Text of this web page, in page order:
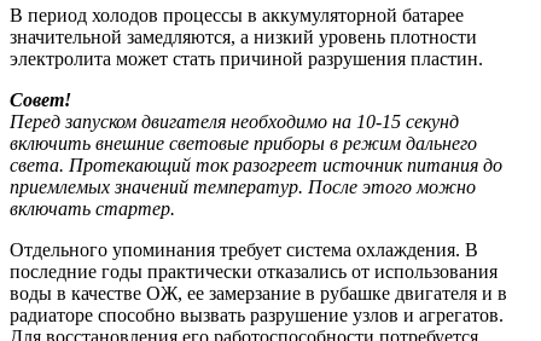
В период холодов процессы в аккумуляторной батарее
значительной замедляются, а низкий уровень плотности
электролита может стать причиной разрушения пластин.
Совет!
Перед запуском двигателя необходимо на 10-15 секунд
включить внешние световые приборы в режим дальнего
света. Протекающий ток разогреет источник питания до
приемлемых значений температур. После этого можно
включать стартер.
Отдельного упоминания требует система охлаждения. В
последние годы практически отказались от использования
воды в качестве ОЖ, ее замерзание в рубашке двигателя и в
радиаторе способно вызвать разрушение узлов и агрегатов.
Для восстановления его работоспособности потребуется